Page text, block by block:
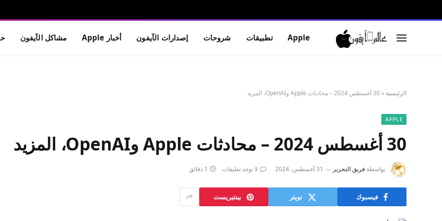
Apple تطبيقات شروحات إصدارات الآيفون أخبار Apple مشاكل الآيفون
الرئيسية »30 أغسطس 2024 – محادثات Apple وOpenAI، المزيد
APPLE
30 أغسطس 2024 – محادثات Apple وOpenAI، المزيد
بواسطة فريق التحرير 31 أغسطس، 2024 لا توجد تعليقات 1 دقائق
فيسبوك تويتر بينتيريست